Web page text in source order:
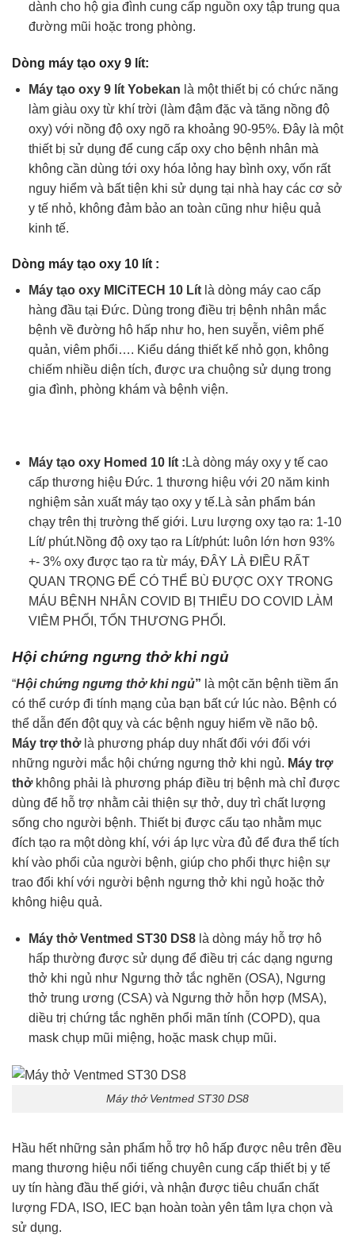
dành cho hộ gia đình cung cấp nguồn oxy tập trung qua
đường mũi hoặc trong phòng.
Dòng máy tạo oxy 9 lít:
Máy tạo oxy 9 lít Yobekan là một thiết bị có chức năng
làm giàu oxy từ khí trời (làm đậm đặc và tăng nồng độ
oxy) với nồng độ oxy ngõ ra khoảng 90-95%. Đây là một
thiết bị sử dụng để cung cấp oxy cho bệnh nhân mà
không cần dùng tới oxy hóa lỏng hay bình oxy, vốn rất
nguy hiểm và bất tiện khi sử dụng tại nhà hay các cơ sở
y tế nhỏ, không đảm bảo an toàn cũng như hiệu quả
kinh tế.
Dòng máy tạo oxy 10 lít :
Máy tạo oxy MICiTECH 10 Lít là dòng máy cao cấp
hàng đầu tại Đức. Dùng trong điều trị bệnh nhân mắc
bệnh về đường hô hấp như ho, hen suyễn, viêm phế
quản, viêm phổi…. Kiểu dáng thiết kế nhỏ gọn, không
chiếm nhiều diện tích, được ưa chuộng sử dụng trong
gia đình, phòng khám và bệnh viện.
Máy tạo oxy Homed 10 lít: Là dòng máy oxy y tế cao
cấp thương hiệu Đức. 1 thương hiệu với 20 năm kinh
nghiệm sản xuất máy tạo oxy y tế.Là sản phẩm bán
chạy trên thị trường thế giới. Lưu lượng oxy tạo ra: 1-10
Lít/ phút.Nồng độ oxy tạo ra Lít/phút: luôn lớn hơn 93%
+- 3% oxy được tạo ra từ máy, ĐÂY LÀ ĐIỀU RẤT
QUAN TRỌNG ĐỂ CÓ THỂ BÙ ĐƯỢC OXY TRONG
MÁU BỆNH NHÂN COVID BỊ THIẾU DO COVID LÀM
VIÊM PHỔI, TỔN THƯƠNG PHỔI.
Hội chứng ngưng thở khi ngủ
“Hội chứng ngưng thở khi ngủ” là một căn bệnh tiềm ẩn
có thể cướp đi tính mạng của bạn bất cứ lúc nào. Bệnh có
thể dẫn đến đột quỵ và các bệnh nguy hiểm về não bộ.
Máy trợ thởlà phương pháp duy nhất đối với đối với
những người mắc hội chứng ngưng thở khi ngủ. Máy trợ
thởkhông phải là phương pháp điều trị bệnh mà chỉ được
dùng để hỗ trợ nhằm cải thiện sự thở, duy trì chất lượng
sống cho người bệnh. Thiết bị được cấu tạo nhằm mục
đích tạo ra một dòng khí, với áp lực vừa đủ để đưa thể tích
khí vào phổi của người bệnh, giúp cho phổi thực hiện sự
trao đổi khí với người bệnh ngưng thở khi ngủ hoặc thở
không hiệu quả.
Máy thở Ventmed ST30 DS8là dòng máy hỗ trợ hô
hấp thường được sử dụng để điều trị các dạng ngưng
thở khi ngủ như Ngưng thở tắc nghẽn (OSA), Ngưng
thở trung ương (CSA) và Ngưng thở hỗn hợp (MSA),
diều trị chứng tắc nghẽn phổi mãn tính (COPD), qua
mask chụp mũi miệng, hoặc mask chụp mũi.
Máy thở Ventmed ST30 DS8
Hầu hết những sản phẩm hỗ trợ hô hấp được nêu trên đều
mang thương hiệu nổi tiếng chuyên cung cấp thiết bị y tế
uy tín hàng đầu thế giới, và nhận được tiêu chuẩn chất
lượng FDA, ISO, IEC bạn hoàn toàn yên tâm lựa chọn và
sử dụng.